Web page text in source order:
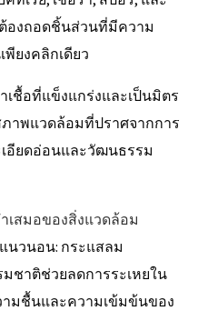
ต้องถอดชิ้นส่วนที่มีความ
พียงคลิกเดียว
ชื้อที่แข็งแกร่งและเป็นมิตร
าพแวดล้อมที่ปราศจากการ
อียดอ่อนและวัฒนธรรม
เสมอของสิ่งแวดล้อม
นวนอน: กระแสลม
ชาติช่วยลดการระเหยใน
ชื้นและความเข้มข้นของ